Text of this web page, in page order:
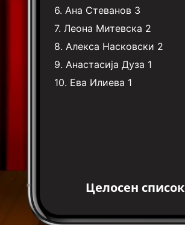
6. Ана Стеванов 3
7.Леона Митевска 2
8. Алекса Насковски 2
9. Анастасија Дуза 1
10. Ева Илиева 1
Целосен список